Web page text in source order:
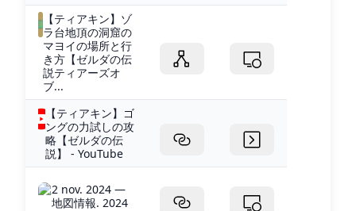
【ティアキン】ゾ
ラ台地頂の洞窟の
マヨイの場所と行
き方【ゼルダの伝
説ティアーズオ
ブ...
【ティアキン】ゴ
ングの力試しの攻
略【ゼルダの伝
説】 - YouTube
2 nov. 2024 —
地図情報. 2024